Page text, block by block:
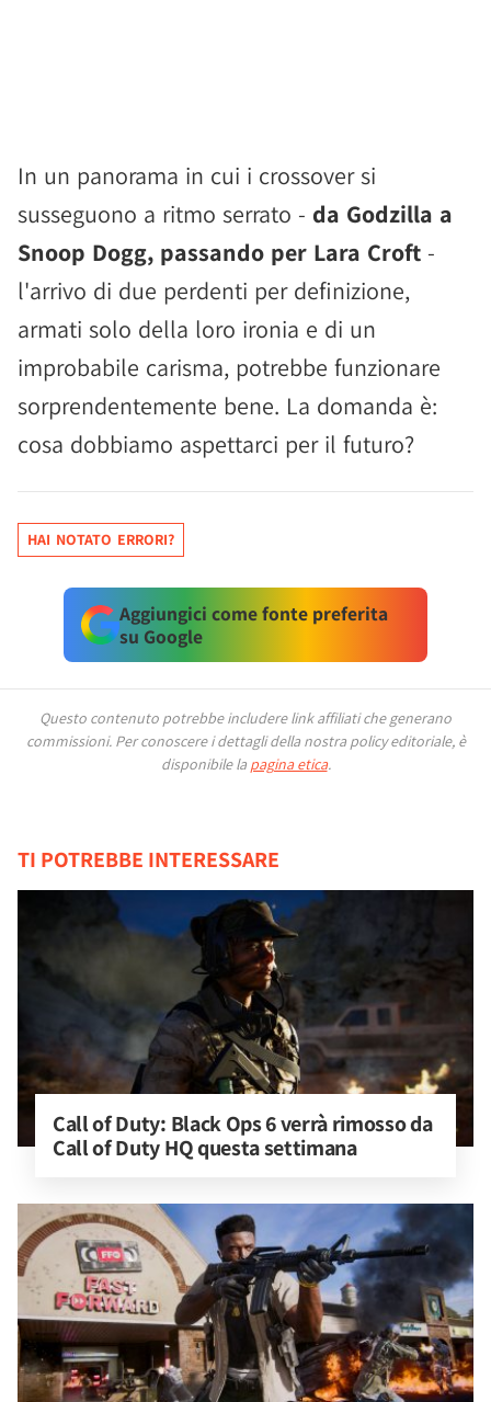
In un panorama in cui i crossover si
susseguono a ritmo serrato - da Godzilla a
Snoop Dogg, passando per Lara Croft -
l'arrivo di due perdenti per definizione,
armati solo della loro ironia e di un
improbabile carisma, potrebbe funzionare
sorprendentemente bene. La domanda è:
cosa dobbiamo aspettarci per il futuro?
HAI NOTATO ERRORI?
Aggiungici come fonte preferita
su Google
Questo contenuto potrebbe includere link affiliati che generano
commissioni. Per conoscere i dettagli della nostra policy editoriale, è
disponibile la pagina etica.
TI POTREBBE INTERESSARE
Call of Duty: Black Ops 6 verrà rimosso da
Call of Duty HQ questa settimana